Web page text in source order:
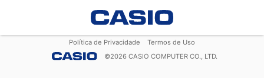
Política de Privacidade
Termos de Uso
©2026 CASIO COMPUTER CO., LTD.